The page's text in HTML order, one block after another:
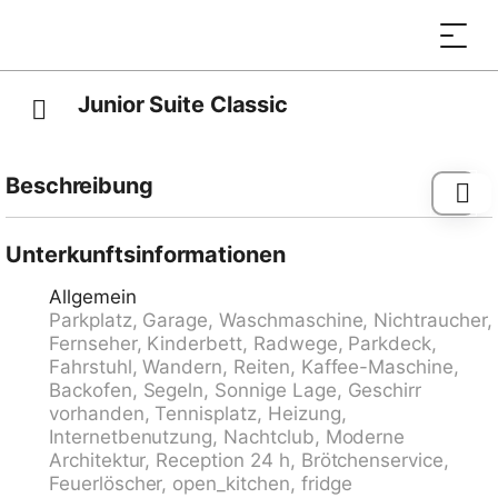
Junior Suite Classic
Beschreibung
Stockwerken, Baujahr 1960, renoviert. 22 Wohnungen
Zentrum von Ascona, im Bezirk Lago Maggiore, ruhige,
sonnige Lage am Hang, 400 m vom See. Im Hause:
Empfang, Wireless LAN, Fahrstuhl, Einstellraum für
Fahrräder, Zentralheizung, Waschmaschine (extra),
Wäschetrockner (zur Mitbenutzung, extra).
Brötchenservice möglich. Parkplatz (beschränkte
Anzahl, extra) auf dem Grundstück,
Gemeinschaftsgarage (extra). Parkplatz/Garage nur
für kleine - mittlere Fahrzeuge geeignet. Maße: Höhe
Unterkunftsinformationen
Allgemein
Parkplatz, Garage, Waschmaschine, Nichtraucher,
Fernseher, Kinderbett, Radwege, Parkdeck,
Fahrstuhl, Wandern, Reiten, Kaffee-Maschine,
Backofen, Segeln, Sonnige Lage, Geschirr
vorhanden, Tennisplatz, Heizung,
Internetbenutzung, Nachtclub, Moderne
Architektur, Reception 24 h, Brötchenservice,
Feuerlöscher, open_kitchen, fridge